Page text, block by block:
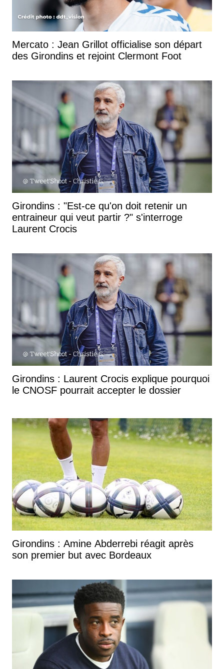
Mercato : Jean Grillot officialise son départ
des Girondins et rejoint Clermont Foot
Girondins : "Est-ce qu'on doit retenir un
entraineur qui veut partir ?" s'interroge
Laurent Crocis
Girondins : Laurent Crocis explique pourquoi
le CNOSF pourrait accepter le dossier
Girondins : Amine Abderrebi réagit après
son premier but avec Bordeaux